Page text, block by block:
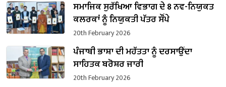
ਸਮਾਜਿਕ ਸੁਰੱਖਿਆ ਵਿਭਾਗ ਦੇ 8 ਨਵ-ਨਿਯੁਕਤ
ਕਲਰਕਾਂ ਨੂੰ ਨਿਯੁਕਤੀ ਪੱਤਰ ਸੌਂਪੇ
20th February 2026
ਪੰਜਾਬੀ ਭਾਸ਼ਾ ਦੀ ਮਹੱਤਤਾ ਨੂੰ ਦਰਸਾਉਂਦਾ
ਸਾਹਿਤਕ ਬਰੋਸ਼ਰ ਜਾਰੀ
20th February 2026